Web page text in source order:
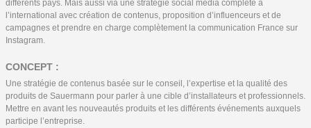
différents pays. Mais aussi via une stratégie social media complète à
l’international avec création de contenus, proposition d’influenceurs et de
campagnes et prendre en charge complètement la communication France sur
Instagram.
CONCEPT :
Une stratégie de contenus basée sur le conseil, l’expertise et la qualité des
produits de Sauermann pour parler à une cible d’installateurs et professionnels.
Mettre en avant les nouveautés produits et les différents événements auxquels
participe l’entreprise.